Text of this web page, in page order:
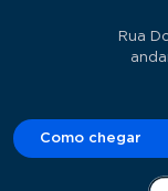
Rua
Como chegar